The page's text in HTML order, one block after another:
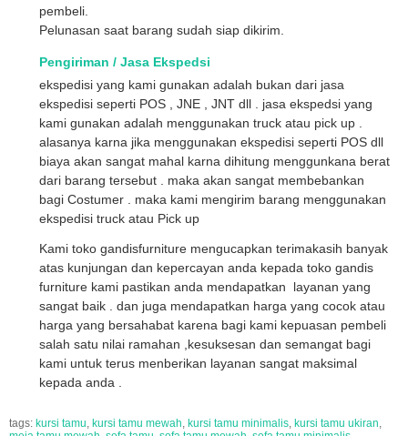
pembeli.
Pelunasan saat barang sudah siap dikirim.
Pengiriman / Jasa Ekspedsi
ekspedisi yang kami gunakan adalah bukan dari jasa
ekspedisi seperti POS , JNE , JNT dll . jasa ekspedsi yang
kami gunakan adalah menggunakan truck atau pick up .
alasanya karna jika menggunakan ekspedisi seperti POS dll
biaya akan sangat mahal karna dihitung menggunkana berat
dari barang tersebut . maka akan sangat membebankan
bagi Costumer . maka kami mengirim barang menggunakan
ekspedisi truck atau Pick up
Kami toko gandisfurniture mengucapkan terimakasih banyak
atas kunjungan dan kepercayan anda kepada toko gandis
furniture kami pastikan anda mendapatkan layanan yang
sangat baik . dan juga mendapatkan harga yang cocok atau
harga yang bersahabat karena bagi kami kepuasan pembeli
salah satu nilai ramahan ,kesuksesan dan semangat bagi
kami untuk terus menberikan layanan sangat maksimal
kepada anda .
tags: kursi tamu, kursi tamu mewah, kursi tamu minimalis, kursi tamu ukiran,